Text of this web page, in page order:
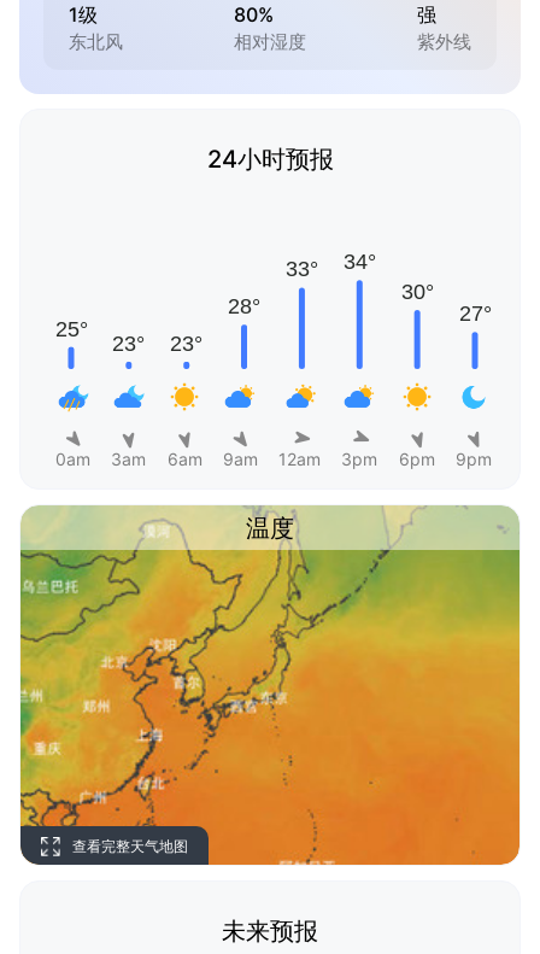
1级
东北风
80%
相对湿度
强
紫外线
24小时预报
0am 3am 6am 9am 12am 3pm 6pm 9pm
温度
查看完整天气地图
未来预报